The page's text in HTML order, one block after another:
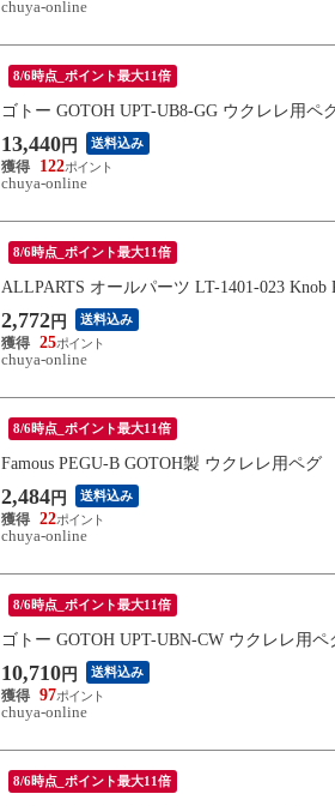
chuya-online
8/6時点_ポイント最大11倍
ゴトー GOTOH UPT-UB8-GG ウクレレ用ペ
13,440 円 送料込み
122
chuya-online
8/6時点_ポイント最大11倍
ALLPARTS オールパーツ LT-1401-023
2,772 円 送料込み
25
chuya-online
8/6時点_ポイント最大11倍
Famous PEGU-B GOTOH製 ウクレレ用ペグ
2,484 円 送料込み
22
chuya-online
8/6時点_ポイント最大11倍
ゴトー GOTOH UPT-UBN-CW ウクレレ用
10,710 円 送料込み
97
chuya-online
8/6時点_ポイント最大11倍